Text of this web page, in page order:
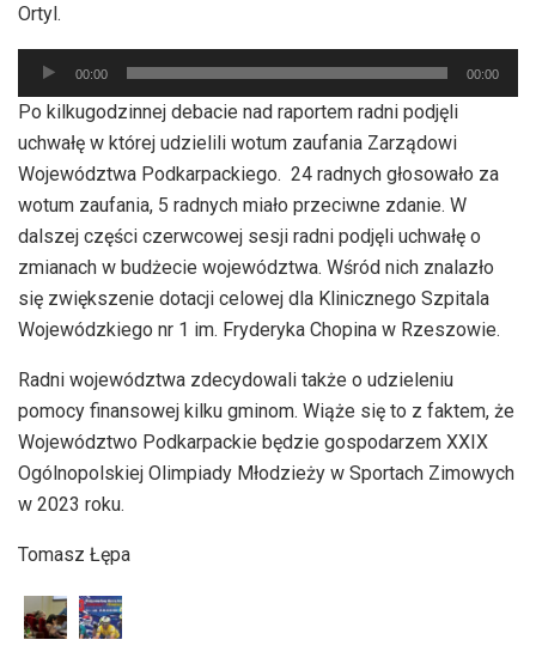
Ortyl.
Odtwarzacz
plików
dźwiękowych
00:00 00:00
Po kilkugodzinnej debacie nad raportem radni podjęli
uchwałę w której udzielili wotum zaufania Zarządowi
Województwa Podkarpackiego. 24 radnych głosowało za
wotum zaufania, 5 radnych miało przeciwne zdanie. W
dalszej części czerwcowej sesji radni podjęli uchwałę o
zmianach w budżecie województwa. Wśród nich znalazło
się zwiększenie dotacji celowej dla Klinicznego Szpitala
Wojewódzkiego nr 1 im. Fryderyka Chopina w Rzeszowie.
Radni województwa zdecydowali także o udzieleniu
pomocy finansowej kilku gminom. Wiąże się to z faktem, że
Województwo Podkarpackie będzie gospodarzem XXIX
Ogólnopolskiej Olimpiady Młodzieży w Sportach Zimowych
w 2023 roku.
Tomasz Łępa